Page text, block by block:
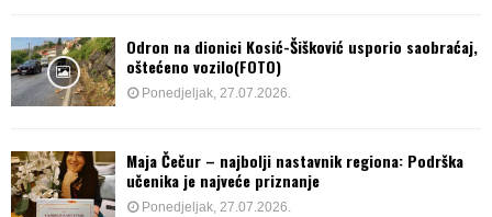
Odron na dionici Kosić-Šišković usporio saobraćaj,
oštećeno vozilo(FOTO)
Ponedjeljak, 27.07.2026.
Maja Čečur – najbolji nastavnik regiona: Podrška
učenika je najveće priznanje
Ponedjeljak, 27.07.2026.